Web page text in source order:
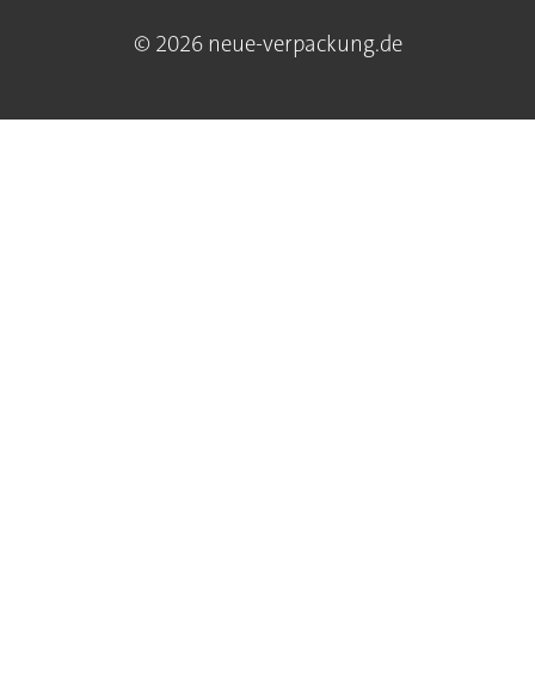
© 2026 neue-verpackung.de